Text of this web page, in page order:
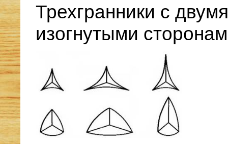
Трехгранники с двумя
изогнутыми